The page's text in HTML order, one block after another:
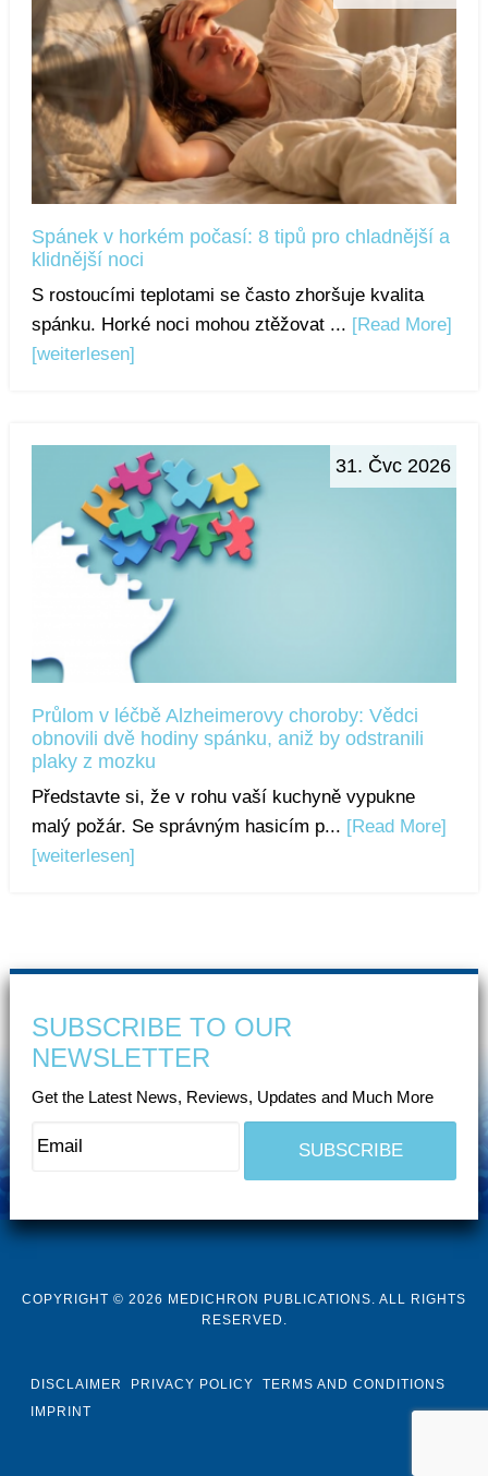
Spánek v horkém počasí: 8 tipů pro chladnější a
klidnější noci
S rostoucími teplotami se často zhoršuje kvalita
spánku. Horké noci mohou ztěžovat ... [Read More]
[weiterlesen]
31. Čvc 2026
Průlom v léčbě Alzheimerovy choroby: Vědci
obnovili dvě hodiny spánku, aniž by odstranili
plaky z mozku
Představte si, že v rohu vaší kuchyně vypukne
malý požár. Se správným hasicím p... [Read More]
[weiterlesen]
SUBSCRIBE TO OUR
NEWSLETTER
Get the Latest News, Reviews, Updates and Much More
COPYRIGHT © 2026 MEDICHRON PUBLICATIONS. ALL RIGHTS
RESERVED.
DISCLAIMER PRIVACY POLICY
TERMS AND CONDITIONS
IMPRINT